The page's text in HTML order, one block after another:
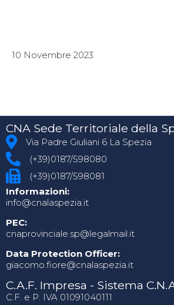
10 Novembre 2023
CNA Sede Territoriale della
Via Padre Giuliani 6 La Spezia
(+39)0187/598080
(+39)0187/598081
Informazioni:
info@cnalaspezia.it
PEC:
cnaprovinciale.sp@legalmail.it
Data Protection Officer:
giacomo.fiore@cnalaspezia.it
C.A.F. Impresa - Sistema
C.F. e P. IVA 01091040111